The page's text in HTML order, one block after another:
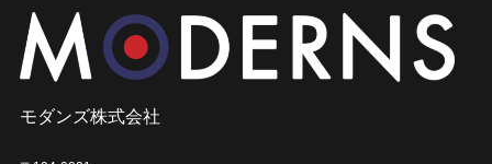
モダンズ株式会社